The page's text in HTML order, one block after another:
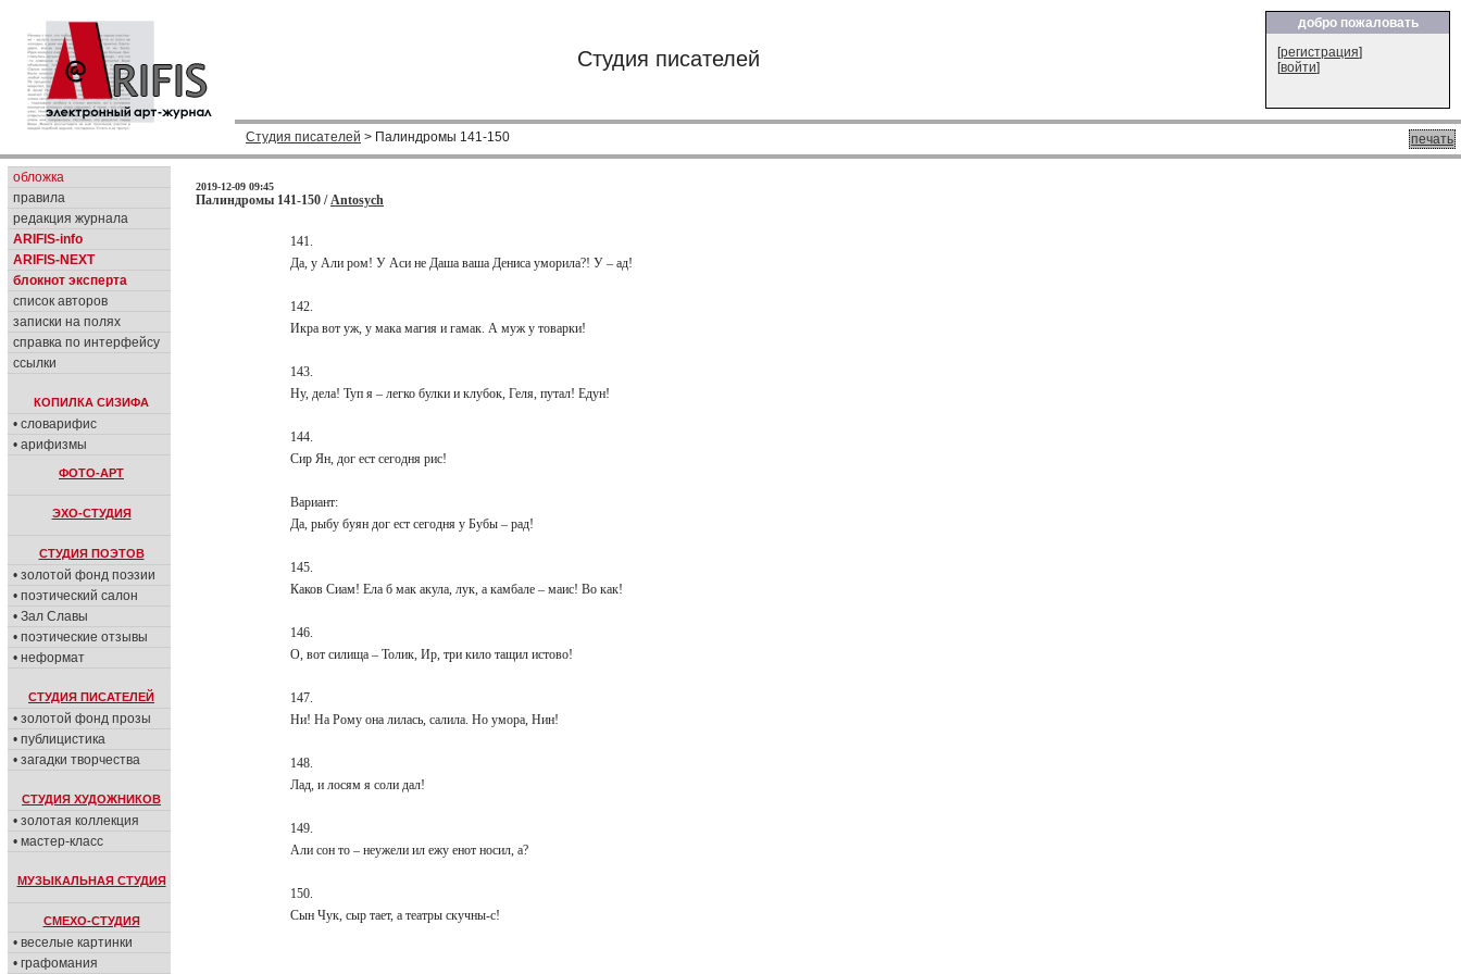
Студия писателей
добро пожаловать
[регистрация]
[войти]
печать
Студия писателей > Палиндромы 141-150
обложка
правила
редакция журнала
ARIFIS-info
ARIFIS-NEXT
блокнот эксперта
список авторов
записки на полях
справка по интерфейсу
ссылки
КОПИЛКА СИЗИФА
• словарифис
• арифизмы
ФОТО-АРТ
ЭХО-СТУДИЯ
СТУДИЯ ПОЭТОВ
• золотой фонд поэзии
• поэтический салон
• Зал Славы
• поэтические отзывы
• неформат
СТУДИЯ ПИСАТЕЛЕЙ
• золотой фонд прозы
• публицистика
• загадки творчества
СТУДИЯ ХУДОЖНИКОВ
• золотая коллекция
• мастер-класс
МУЗЫКАЛЬНАЯ СТУДИЯ
СМЕХО-СТУДИЯ
• веселые картинки
• графомания
2019-12-09 09:45
Палиндромы 141-150 /Antosych
141.
Да, у Али ром! У Аси не Даша ваша Дениса уморила?! У – ад!
142.
Икра вот уж, у мака магия и гамак. А муж у товарки!
143.
Ну, дела! Туп я – легко булки и клубок, Геля, путал! Едун!
144.
Сир Ян, дог ест сегодня рис!
Вариант:
Да, рыбу буян дог ест сегодня у Бубы – рад!
145.
Каков Сиам! Ела б мак акула, лук, а камбале – маис! Во как!
146.
О, вот силища – Толик, Ир, три кило тащил истово!
147.
Ни! На Рому она лилась, салила. Но умора, Нин!
148.
Лад, и лосям я соли дал!
149.
Али сон то – неужели ил ежу енот носил, а?
150.
Сын Чук, сыр тает, а театры скучны-с!